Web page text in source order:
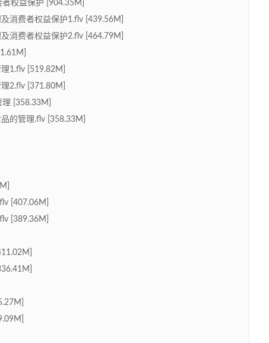
权益保护 [904.35M]
消费者权益保护1.flv [439.56M]
消费者权益保护2.flv [464.79M]
1.flv [519.82M]
2.flv [371.80M]
[358.33M]
的管理.flv [358.33M]
[407.06M]
[389.36M]